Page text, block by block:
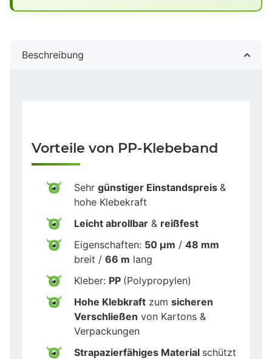
Beschreibung
Vorteile von PP-Klebeband
Sehr günstiger Einstandspreis &
hohe Klebekraft
Leicht abrollbar & reißfest
Eigenschaften: 50 µm / 48 mm
breit / 66 m lang
Kleber: PP (Polypropylen)
Hohe Klebkraft zum sicheren
Verschließen von Kartons &
Verpackungen
Strapazierfähiges Material schützt